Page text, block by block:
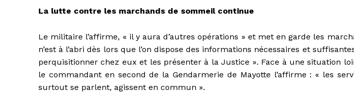
La lutte contre les marchands de sommeil continue
Le militaire l’affirme, « il y aura d’autres opérations » et met en garde les
n’est à l’abri dès lors que l’on dispose des informations nécessaires et
perquisitionner chez eux et les présenter à la Justice ». Face à une situation
le commandant en second de la Gendarmerie de Mayotte l’affirme : « les
surtout se parlent, agissent en commun ».